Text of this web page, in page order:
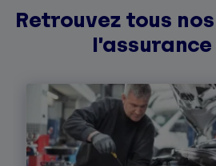
Retrouvez tous